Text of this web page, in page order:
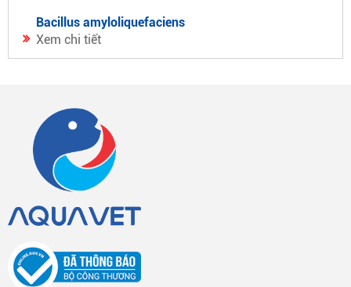
bacillus amyloliquefaciens
Xem chi tiết